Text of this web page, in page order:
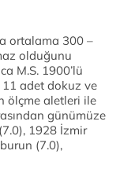
ortalama 300 –
olduğunu
M.S. 1900’lü
adet dokuz ve
ölçme aletleri ile
günümüze
1928 İzmir
(7.0),